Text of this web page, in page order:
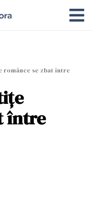
românce se zbat între
între